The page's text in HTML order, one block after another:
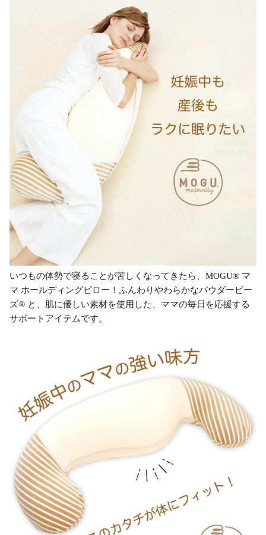
いつもの体勢で寝ることが苦しくなってきたら、MOGU® マ
マ ホールディングピロー！ふんわりやわらかなパウダービー
ズ® と、肌に優しい素材を使用した、ママの毎日を応援する
サポートアイテムです。